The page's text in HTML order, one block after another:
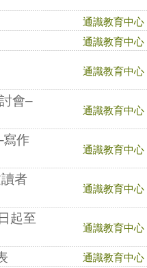
通識教育中心
通識教育中心
通識教育中心
會–
通識教育中心
寫作
通識教育中心
者
通識教育中心
起至
通識教育中心
通識教育中心